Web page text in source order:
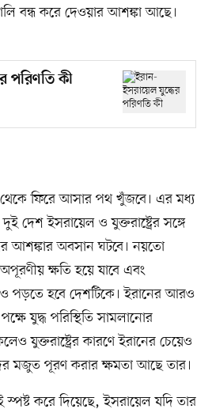
বন্ধ করে দেওয়ার আশঙ্কা আছে।
পরিণতি কী
থেকে ফিরে আসার পথ খুঁজবে। এর মধ্য
দেশ ইসরায়েল ও যুক্তরাষ্ট্রের সঙ্গে
আশঙ্কার অবসান ঘটবে। নয়তো
ক্ষতি হয়ে যাবে এবং
পড়তে হবে দেশটিকে। ইরানের আরও
যুদ্ধ পরিস্থিতি সামলানোর
যুক্তরাষ্ট্রের কারণে ইরানের চেয়েও
মজুত পূরণ করার ক্ষমতা আছে তার।
স্পষ্ট করে দিয়েছে, ইসরায়েল যদি তার